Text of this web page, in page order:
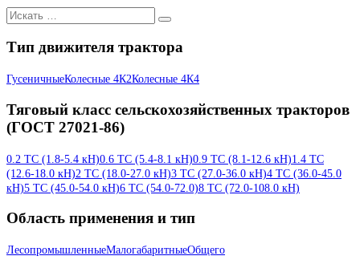
Искать:
Тип движителя трактора
ГусеничныеКолесные 4К2Колесные 4К4
Тяговый класс сельскохозяйственных тракторов
(ГОСТ 27021-86)
0.2 ТС (1.8-5.4 кН)0.6 ТС (5.4-8.1 кН)0.9 ТС (8.1-12.6 кН)1.4 ТС
(12.6-18.0 кН)2 ТС (18.0-27.0 кН)3 ТС (27.0-36.0 кН)4 ТС (36.0-45.0
кН)5 ТС (45.0-54.0 кН)6 ТС (54.0-72.0)8 ТС (72.0-108.0 кН)
Область применения и тип
ЛесопромышленныеМалогабаритныеОбщего